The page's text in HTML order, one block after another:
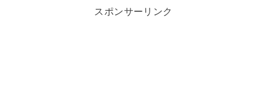
スポンサーリンク